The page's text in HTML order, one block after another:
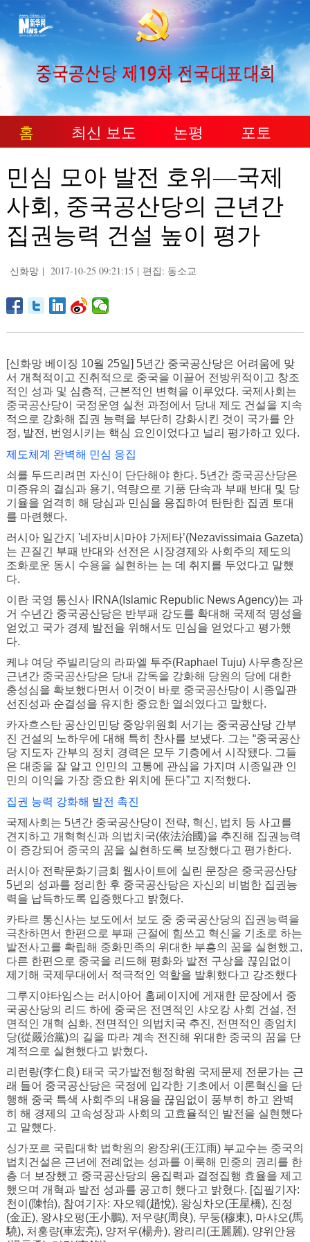
홈 최신 보도 논평 포토
민심 모아 발전 호위—국제
사회, 중국공산당의 근년간
집권능력 건설 높이 평가
신화망 | 2017-10-25 09:21:15 | 편집: 동소교
[신화망 베이징 10월 25일] 5년간 중국공산당은 어려움에 맞
서 개척적이고 진취적으로 중국을 이끌어 전방위적이고 창조
적인 성과 및 심층적, 근본적인 변혁을 이루었다. 국제사회는
중국공산당이 국정운영 실천 과정에서 당내 제도 건설을 지속
적으로 강화해 집권 능력을 부단히 강화시킨 것이 국가를 안
정, 발전, 번영시키는 핵심 요인이었다고 널리 평가하고 있다.
제도체계 완벽해 민심 응집
쇠를 두드리려면 자신이 단단해야 한다. 5년간 중국공산당은
미증유의 결심과 용기, 역량으로 기풍 단속과 부패 반대 및 당
기율을 엄격히 해 당심과 민심을 응집하여 탄탄한 집권 토대
를 마련했다.
러시아 일간지 '네자비시마야 가제타’(Nezavissimaia Gazeta)
는 끈질긴 부패 반대와 선전은 시장경제와 사회주의 제도의
조화로운 동시 수용을 실현하는 는 데 취지를 두었다고 말했
다.
이란 국영 통신사 IRNA(Islamic Republic News Agency)는 과
거 수년간 중국공산당은 반부패 강도를 확대해 국제적 명성을
얻었고 국가 경제 발전을 위해서도 민심을 얻었다고 평가했
다.
케냐 여당 주빌리당의 라파엘 투주(Raphael Tuju) 사무총장은
근년간 중국공산당은 당내 감독을 강화해 당원의 당에 대한
충성심을 확보했다면서 이것이 바로 중국공산당이 시종일관
선진성과 순결성을 유지한 중요한 열쇠였다고 말했다.
카자흐스탄 공산인민당 중앙위원회 서기는 중국공산당 간부
진 건설의 노하우에 대해 특히 찬사를 보냈다. 그는 “중국공산
당 지도자 간부의 정치 경력은 모두 기층에서 시작됐다. 그들
은 대중을 잘 알고 인민의 고통에 관심을 가지며 시종일관 인
민의 이익을 가장 중요한 위치에 둔다”고 지적했다.
집권 능력 강화해 발전 촉진
국제사회는 5년간 중국공산당이 전략, 혁신, 법치 등 사고를
견지하고 개혁혁신과 의법치국(依法治國)을 추진해 집권능력
이 증강되어 중국의 꿈을 실현하도록 보장했다고 평가한다.
러시아 전략문화기금회 웹사이트에 실린 문장은 중국공산당
5년의 성과를 정리한 후 중국공산당은 자신의 비범한 집권능
력을 납득하도록 입증했다고 밝혔다.
카타르 통신사는 보도에서 보도 중 중국공산당의 집권능력을
극찬하면서 한편으로 부패 근절에 힘쓰고 혁신을 기초로 하는
발전사고를 확립해 중화민족의 위대한 부흥의 꿈을 실현했고,
다른 한편으로 중국을 리드해 평화와 발전 구상을 끊임없이
제기해 국제무대에서 적극적인 역할을 발휘했다고 강조했다
그루지야타임스는 러시아어 홈페이지에 게재한 문장에서 중
국공산당의 리드 하에 중국은 전면적인 샤오캉 사회 건설, 전
면적인 개혁 심화, 전면적인 의법치국 추진, 전면적인 종엄치
당(從嚴治黨)의 길을 따라 계속 전진해 위대한 중국의 꿈을 단
계적으로 실현했다고 밝혔다.
리런량(李仁良) 태국 국가발전행정학원 국제문제 전문가는 근
래 들어 중국공산당은 국정에 입각한 기초에서 이론혁신을 단
행해 중국 특색 사회주의 내용을 끊임없이 풍부히 하고 완벽
히 해 경제의 고속성장과 사회의 고효율적인 발전을 실현했다
고 말했다.
싱가포르 국립대학 법학원의 왕장위(王江雨) 부교수는 중국의
법치건설은 근년에 전례없는 성과를 이룩해 민중의 권리를 한
층 더 보장했고 중국공산당의 응집력과 결정집행 효율을 제고
했으며 개혁과 발전 성과를 공고히 했다고 밝혔다. [집필기자:
천이(陳怡), 참여기자: 자오웨(趙悅), 왕싱차오(王星橋), 진정
(金正), 왕샤오펑(王小鵬), 저우량(周良), 무둥(穆東), 마샤오(馬
驍), 처훙량(車宏亮), 양저우(楊舟), 왕리리(王麗麗), 양위안융